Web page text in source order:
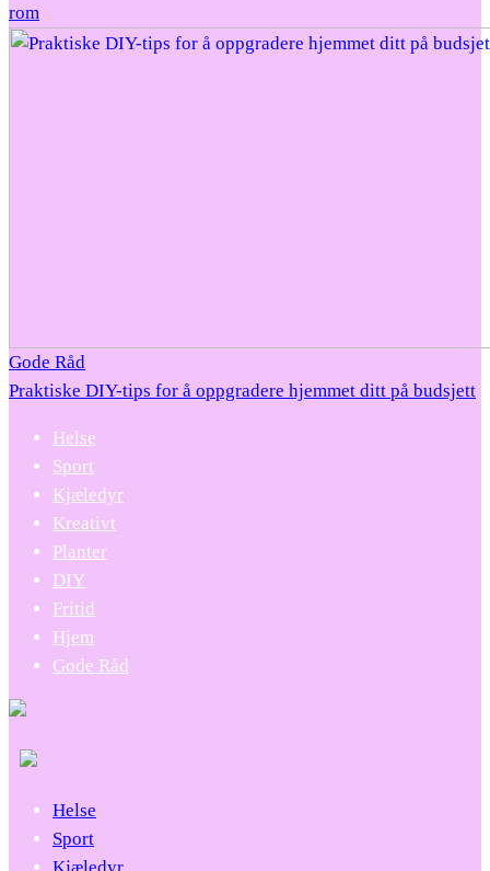
rom
Gode Råd
Praktiske DIY-tips for å oppgradere hjemmet ditt på budsjett
Helse
Sport
Kjæledyr
Kreativt
Planter
DIY
Fritid
Hjem
Gode Råd
Helse
Sport